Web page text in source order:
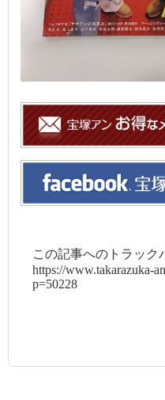
この記事へのトラック
https://www.takarazuka-
p=50228